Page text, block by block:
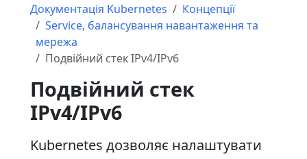
Документація Kubernetes
Концепції
Service, балансування навантаження та
мережа
Подвійний стек IPv4/IPv6
Подвійний стек
IPv4/IPv6
Kubernetes дозволяє налаштувати